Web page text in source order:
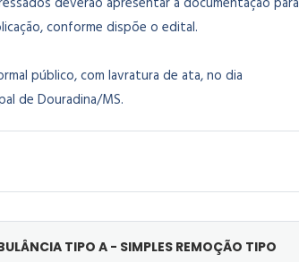
conforme dispõe o edital.
público, com lavratura de ata, no dia
de Douradina/MS.
TIPO A - SIMPLES REMOÇÃO TIPO